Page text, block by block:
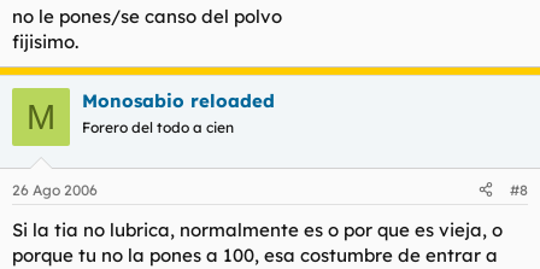
no le pones/se canso del polvo
fijisimo.
M Monosabio reloaded
Forero del todo a cien
26 Ago 2006 #8
Si la tia no lubrica, normalmente es o por que es vieja, o
porque tu no la pones a 100, esa costumbre de entrar a